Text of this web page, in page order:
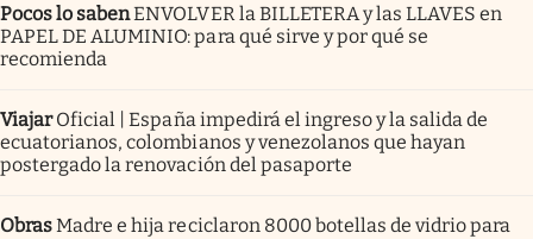
Pocos lo sabenENVOLVER la BILLETERA y las LLAVES en
PAPEL DE ALUMINIO: para qué sirve y por qué se
recomienda
Viajar Oficial | España impedirá el ingreso y la salida de
ecuatorianos, colombianos y venezolanos que hayan
postergado la renovación del pasaporte
ObrasMadre e hija reciclaron 8000 botellas de vidrio para